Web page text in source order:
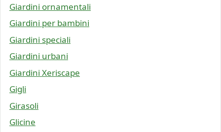
Giardini ornamentali
Giardini per bambini
Giardini speciali
Giardini urbani
Giardini Xeriscape
Gigli
Girasoli
Glicine